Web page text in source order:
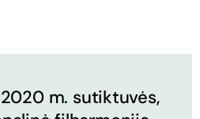
2020 m. sutiktuvės,